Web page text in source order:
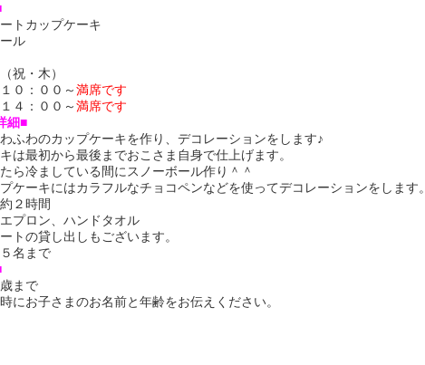
トカップケーキ
ル
祝・木）
０：００～満席です
４：００～満席です
細■
ふわのカップケーキを作り、デコレーションをします♪
は最初から最後までおこさま自身で仕上げます。
ら冷ましている間にスノーボール作り＾＾
ケーキにはカラフルなチョコペンなどを使ってデコレーションをします。
２時間
プロン、ハンドタオル
トの貸し出しもございます。
名まで
まで
にお子さまのお名前と年齢をお伝えください。